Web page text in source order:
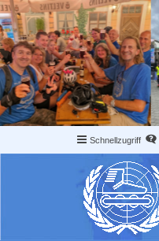
Schnellzugriff